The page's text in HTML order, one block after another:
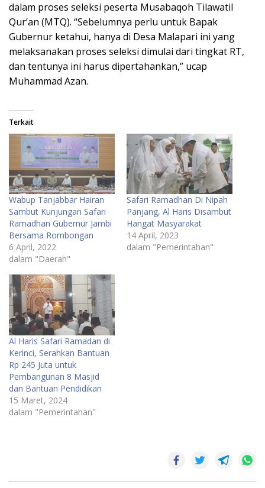
dalam proses seleksi peserta Musabaqoh Tilawatil
Qur’an (MTQ). “Sebelumnya perlu untuk Bapak
Gubernur ketahui, hanya di Desa Malapari ini yang
melaksanakan proses seleksi dimulai dari tingkat RT,
dan tentunya ini harus dipertahankan,” ucap
Muhammad Azan.
Terkait
Wabup Tanjabbar Hairan
Sambut Kunjungan Safari
Ramadhan Gubernur Jambi
Bersama Rombongan
6 April, 2022
dalam "Daerah"
Safari Ramadhan Di Nipah
Panjang, Al Haris Disambut
Hangat Masyarakat
14 April, 2023
dalam "Pemerintahan"
Al Haris Safari Ramadan di
Kerinci, Serahkan Bantuan
Rp 245 Juta untuk
Pembangunan 8 Masjid
dan Bantuan Pendidikan
15 Maret, 2024
dalam "Pemerintahan"